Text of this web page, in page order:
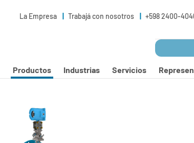
La Empresa Trabajá con nosotros +598 2400-
Productos Industrias Servicios